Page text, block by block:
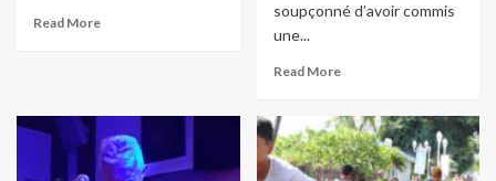
Read More
soupçonné d’avoir commis
une...
Read More